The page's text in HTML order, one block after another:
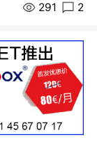
291 2